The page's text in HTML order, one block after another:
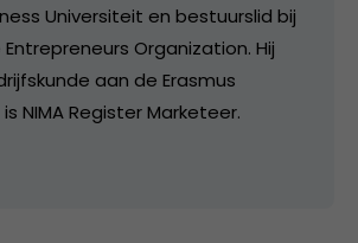
Universiteit en bestuurslid bij
Organization. Hij
aan de Erasmus
NIMA Register Marketeer.